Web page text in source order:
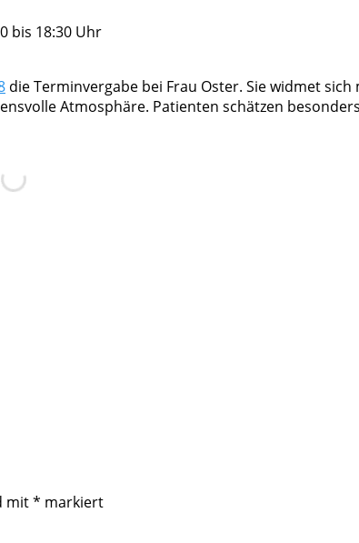
bis 18:30 Uhr
die Terminvergabe bei Frau Oster. Sie widmet
Atmosphäre. Patienten schätzen
mit* markiert